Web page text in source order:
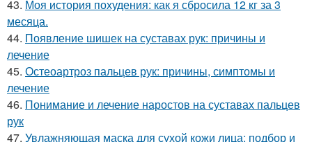
43. Моя история похудения: как я сбросила 12 кг за 3
месяца.
44. Появление шишек на суставах рук: причины и
лечение
45. Остеоартроз пальцев рук: причины, симптомы и
лечение
46. Понимание и лечение наростов на суставах пальцев
рук
47. Увлажняющая маска для сухой кожи лица: подбор и